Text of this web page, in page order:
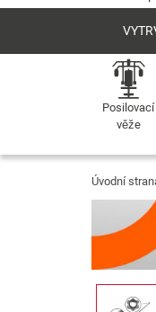
Posilovací
věže
Úvodní